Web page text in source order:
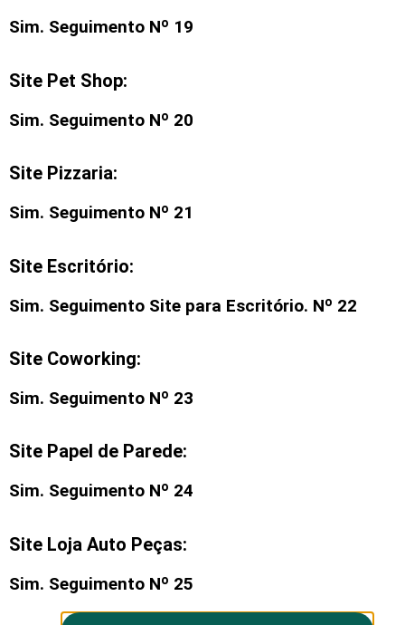
Sim. Seguimento Nº 19
Site Pet Shop:
Sim. Seguimento Nº 20
Site Pizzaria:
Sim. Seguimento Nº 21
Site Escritório:
Sim. Seguimento Site para Escritório. Nº 22
Site Coworking:
Sim. Seguimento Nº 23
Site Papel de Parede:
Sim. Seguimento Nº 24
Site Loja Auto Peças:
Sim. Seguimento Nº 25